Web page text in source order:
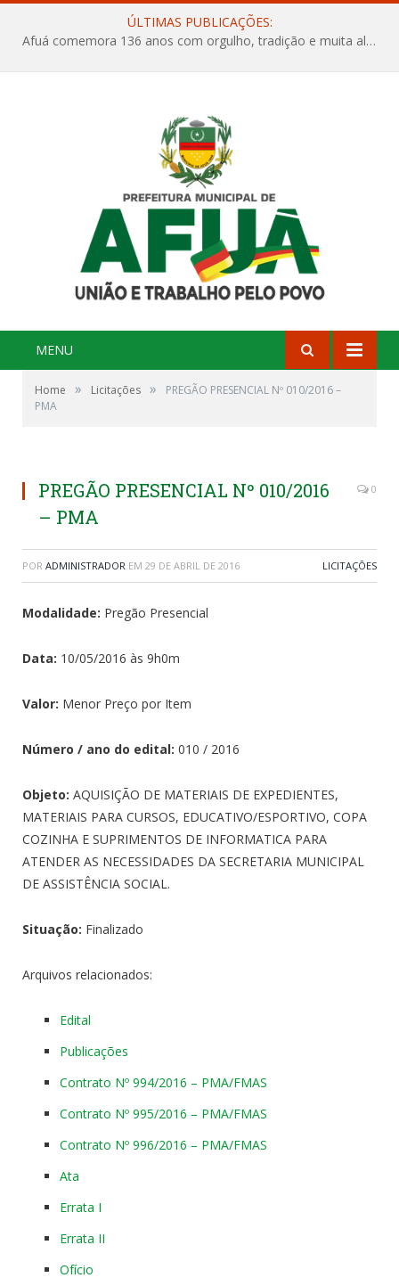
ÚLTIMAS PUBLICAÇÕES:
Afuá comemora 136 anos com orgulho, tradição e muita alegria na Quadra Dr. Nelson Salomão
MENU
Home » Licitações »
PREGÃO PRESENCIAL Nº 010/2016 –
PMA
PREGÃO PRESENCIAL Nº 010/2016
– PMA
0
POR ADMINISTRADOR EM 29 DE ABRIL DE 2016 LICITAÇÕES
Modalidade: Pregão Presencial
Data: 10/05/2016 às 9h0m
Valor: Menor Preço por Item
Número / ano do edital: 010 / 2016
Objeto: AQUISIÇÃO DE MATERIAIS DE EXPEDIENTES,
MATERIAIS PARA CURSOS, EDUCATIVO/ESPORTIVO, COPA
COZINHA E SUPRIMENTOS DE INFORMATICA PARA
ATENDER AS NECESSIDADES DA SECRETARIA MUNICIPAL
DE ASSISTÊNCIA SOCIAL.
Situação: Finalizado
Arquivos relacionados:
Edital
Publicações
Contrato Nº 994/2016 – PMA/FMAS
Contrato Nº 995/2016 – PMA/FMAS
Contrato Nº 996/2016 – PMA/FMAS
Ata
Errata I
Errata II
Ofício